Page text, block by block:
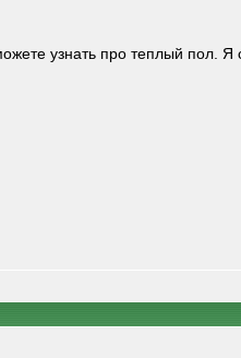
узнать про теплый пол.